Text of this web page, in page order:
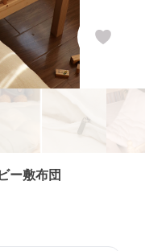
ー敷布団